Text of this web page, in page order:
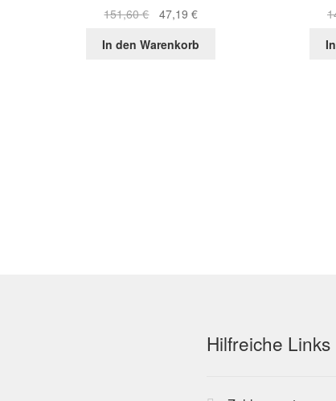
151,60€
Ursprünglicher
war:
47,19€Aktueller
ist:
In den Warenkorb
Hilfreiche Links